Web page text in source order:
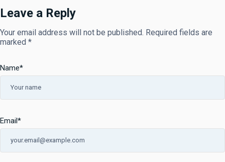
Leave a Reply
Your email address will not be published. Required fields are
marked *
Name*
Email*